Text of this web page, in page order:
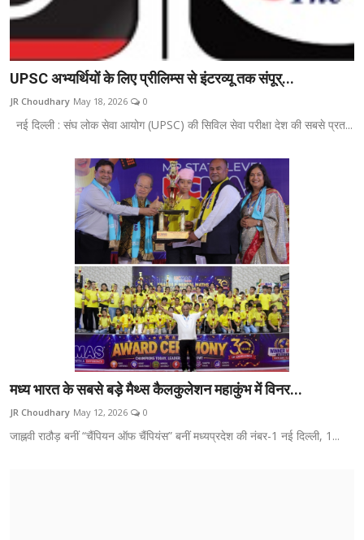
UPSC अभ्यर्थियों के लिए प्रीलिम्स से इंटरव्यू तक संपूर्...
JR Choudhary May 18, 2026 0
नई दिल्ली : संघ लोक सेवा आयोग (UPSC) की सिविल सेवा परीक्षा देश की सबसे प्रत...
मध्य भारत के सबसे बड़े मैथ्स कैलकुलेशन महाकुंभ में विनर...
JR Choudhary May 12, 2026 0
जाह्नवी राठौड़ बनीं “चैंपियन ऑफ चैंपियंस” बनीं मध्यप्रदेश की नंबर-1 नई दिल्ली, 1...